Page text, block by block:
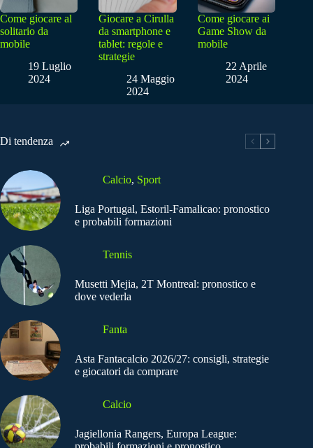
Come giocare al
solitario da
mobile
19 Luglio
2024
Giocare a Cirulla
da smartphone e
tablet: regole e
strategie
24 Maggio
2024
Come giocare ai
Game Show da
mobile
22 Aprile
2024
Di tendenza
Calcio, Sport
Liga Portugal, Estoril-Famalicao: pronostico
e probabili formazioni
Tennis
Musetti Mejia, 2T Montreal: pronostico e
dove vederla
Fanta
Asta Fantacalcio 2026/27: consigli, strategie
e giocatori da comprare
Calcio
Jagiellonia Rangers, Europa League: